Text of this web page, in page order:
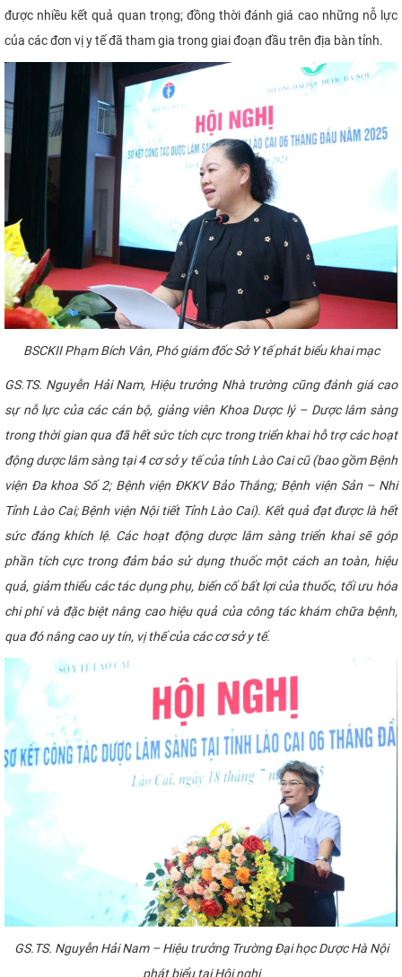
được nhiều kết quả quan trọng; đồng thời đánh giá cao những nỗ lực
của các đơn vị y tế đã tham gia trong giai đoạn đầu trên địa bàn tỉnh.
BSCKII Phạm Bích Vân, Phó giám đốc Sở Y tế phát biểu khai mạc
GS.TS. Nguyễn Hải Nam, Hiệu trưởng Nhà trường cũng đánh giá cao
sự nỗ lực của các cán bộ, giảng viên Khoa Dược lý – Dược lâm sàng
trong thời gian qua đã hết sức tích cực trong triển khai hỗ trợ các hoạt
động dược lâm sàng tại 4 cơ sở y tế của tỉnh Lào Cai cũ (bao gồm Bệnh
viện Đa khoa Số 2; Bệnh viện ĐKKV Bảo Thắng; Bệnh viện Sản – Nhi
Tỉnh Lào Cai; Bệnh viện Nội tiết Tỉnh Lào Cai). Kết quả đạt được là hết
sức đáng khích lệ. Các hoạt động dược lâm sàng triển khai sẽ góp
phần tích cực trong đảm bảo sử dụng thuốc một cách an toàn, hiệu
quả, giảm thiểu các tác dụng phụ, biến cố bất lợi của thuốc, tối ưu hóa
chi phí và đặc biệt nâng cao hiệu quả của công tác khám chữa bệnh,
qua đó nâng cao uy tín, vị thế của các cơ sở y tế.
GS.TS. Nguyễn Hải Nam – Hiệu trưởng Trường Đại học Dược Hà Nội
phát biểu tại Hội nghị